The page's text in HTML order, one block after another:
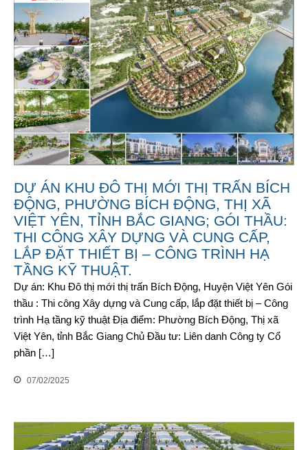
DỰ ÁN KHU ĐÔ THỊ MỚI THỊ TRẤN BÍCH
ĐỘNG, PHƯỜNG BÍCH ĐỘNG, THỊ XÃ
VIỆT YÊN, TỈNH BẮC GIANG; GÓI THẦU:
THI CÔNG XÂY DỰNG VÀ CUNG CẤP,
LẮP ĐẶT THIẾT BỊ – CÔNG TRÌNH HẠ
TẦNG KỸ THUẬT.
Dự án: Khu Đô thị mới thị trấn Bích Động, Huyện Việt Yên Gói
thầu : Thi công Xây dựng và Cung cấp, lắp đặt thiết bị – Công
trình Hạ tầng kỹ thuật Địa điểm: Phường Bích Động, Thị xã
Việt Yên, tỉnh Bắc Giang Chủ Đầu tư: Liên danh Công ty Cổ
phần […]
07/02/2025